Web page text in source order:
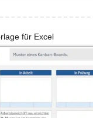
für Excel